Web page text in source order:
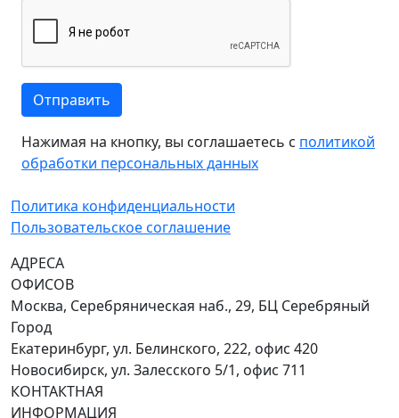
Отправить
Нажимая на кнопку, вы соглашаетесь с политикой
обработки персональных данных
Политика конфиденциальности
Пользовательское соглашение
АДРЕСА
ОФИСОВ
Москва, Серебряническая наб., 29, БЦ Серебряный
Город
Екатеринбург, ул. Белинского, 222, офис 420
Новосибирск, ул. Залесского 5/1, офис 711
КОНТАКТНАЯ
ИНФОРМАЦИЯ